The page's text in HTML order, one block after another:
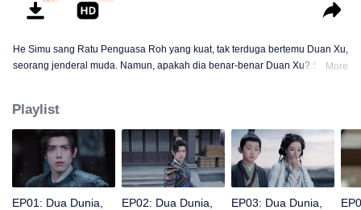
He Simu sang Ratu Penguasa Roh yang kuat, tak terduga bertemu Duan Xu,
seorang jenderal muda. Namun, apakah dia benar-benar Duan Xu? Saat
bersatu melawan waktu?
More
Playlist
EP01: Dua Dunia,
EP02: Dua Dunia,
EP03: Dua Dunia,